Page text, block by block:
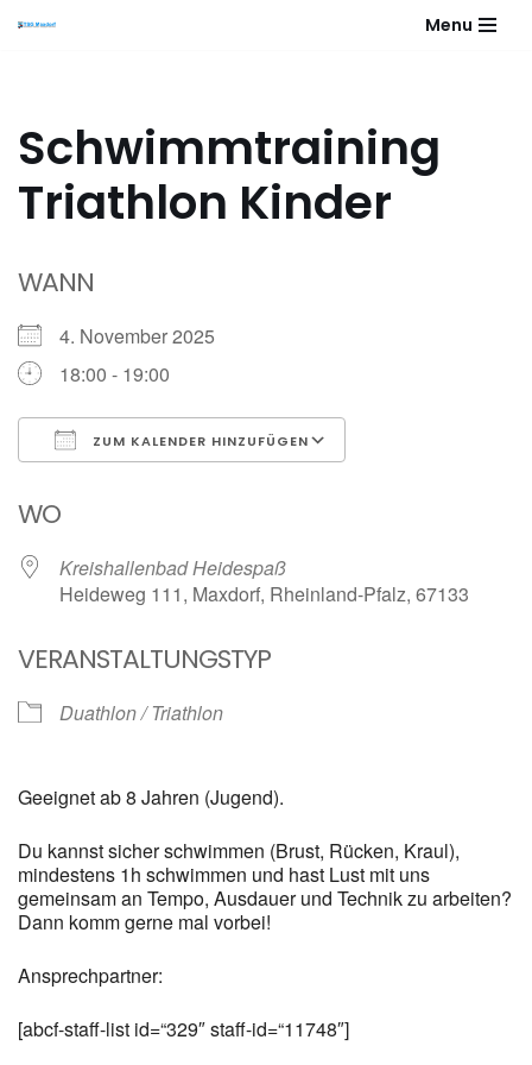
Menu
Schwimmtraining
Triathlon Kinder
WANN
4. November 2025
18:00 - 19:00
ZUM KALENDER HINZUFÜGEN
WO
Kreishallenbad Heidespaß
Heideweg 111, Maxdorf, Rheinland-Pfalz, 67133
VERANSTALTUNGSTYP
Duathlon / Triathlon
Geeignet ab 8 Jahren (Jugend).
Du kannst sicher schwimmen (Brust, Rücken, Kraul),
mindestens 1h schwimmen und hast Lust mit uns
gemeinsam an Tempo, Ausdauer und Technik zu arbeiten?
Dann komm gerne mal vorbei!
Ansprechpartner:
[abcf-staff-list id=“329″ staff-id=“11748″]